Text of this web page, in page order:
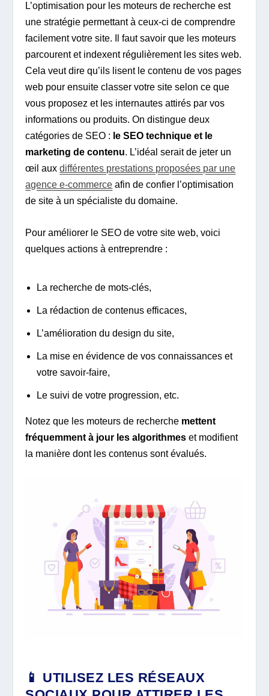
L’optimisation pour les moteurs de recherche est
une stratégie permettant à ceux-ci de comprendre
facilement votre site. Il faut savoir que les moteurs
parcourent et indexent régulièrement les sites web.
Cela veut dire qu’ils lisent le contenu de vos pages
web pour ensuite classer votre site selon ce que
vous proposez et les internautes attirés par vos
informations ou produits. On distingue deux
catégories de SEO : le SEO technique et le
marketing de contenu. L’idéal serait de jeter un
œil auxdifférentes prestations proposées par une
agence e-commerce afin de confier l’optimisation
de site à un spécialiste du domaine.
Pour améliorer le SEO de votre site web, voici
quelques actions à entreprendre :
La recherche de mots-clés,
La rédaction de contenus efficaces,
L’amélioration du design du site,
La mise en évidence de vos connaissances et
votre savoir-faire,
Le suivi de votre progression, etc.
Notez que les moteurs de recherche mettent
fréquemment à jour les algorithmes et modifient
la manière dont les contenus sont évalués.
📱 UTILISEZ LES RÉSEAUX